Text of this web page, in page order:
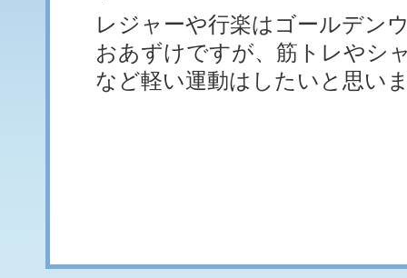
レジャーや行楽はゴールデン
おあずけですが、筋トレやシ
など軽い運動はしたいと思い